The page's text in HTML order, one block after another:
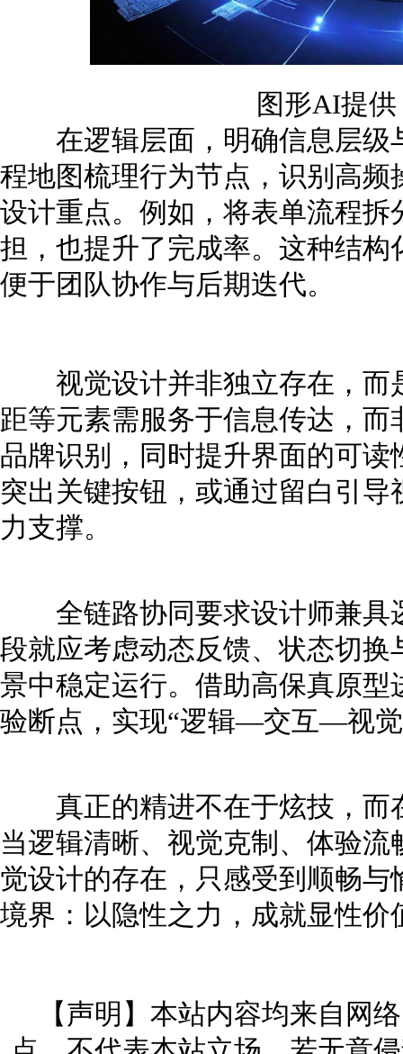
图形AI提
在逻辑层面，明确信息层级
程地图梳理行为节点，识别高
设计重点。例如，将表单流程
担，也提升了完成率。这种结
便于团队协作与后期迭代。
视觉设计并非独立存在，而
距等元素需服务于信息传达，
品牌识别，同时提升界面的可
突出关键按钮，或通过留白引
力支撑。
全链路协同要求设计师兼具
段就应考虑动态反馈、状态切
景中稳定运行。借助高保真原
验断点，实现“逻辑—交互—视
真正的精进不在于炫技，而
当逻辑清晰、视觉克制、体验
觉设计的存在，只感受到顺畅
境界：以隐性之力，成就显性价
【声明】本站内容均来自网